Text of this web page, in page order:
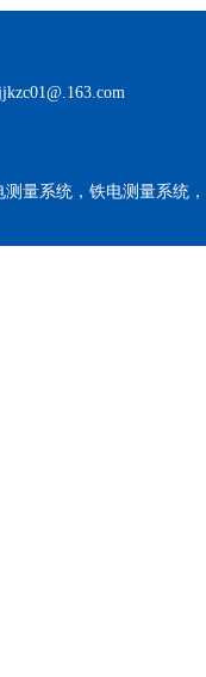
量系统，铁电测量系统